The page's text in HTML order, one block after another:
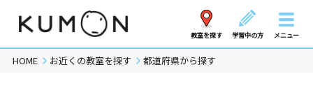
教室を探す 学習中の方 メニュー
HOME お近くの教室を探す 都道府県から探す